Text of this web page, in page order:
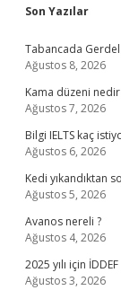
Son Yazılar
Tabancada
Ağustos 8, 2026
Kama düzeni nedir
Ağustos 7, 2026
Bilgi IELTS kaç
Ağustos 6, 2026
Kedi yıkandıktan
Ağustos 5, 2026
Avanos nereli ?
Ağustos 4, 2026
2025 yılı için
Ağustos 3, 2026